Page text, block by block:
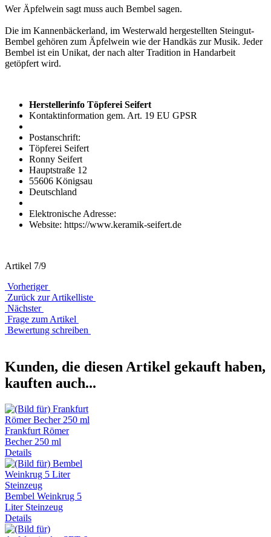
Wer Äpfelwein sagt muss auch Bembel sagen.
Die im Kannenbäckerland, im Westerwald hergestellten Steingut-
Bembel gehören zum Äpfelwein wie der Handkäs zur Musik. Jeder
Bembel ist ein Unikat, der nach alter Tradition in Handarbeit
getöpfert wird.
Herstellerinfo Töpferei Seifert
Kontaktinformation gem. Art. 19 EU GPSR
Postanschrift:
Töpferei Seifert
Ronny Seifert
Hauptstraße 12
55606 Königsau
Deutschland
Elektronische Adresse:
Website: https://www.keramik-seifert.de
Artikel 7/9
Vorheriger
Zurück zur Artikelliste
Nächster
Frage zum Artikel
Bewertung schreiben
Kunden, die diesen Artikel gekauft haben,
kauften auch...
Frankfurt Römer
Becher 250 ml
Details
Bembel Weinkrug 5
Liter Steinzeug
Details